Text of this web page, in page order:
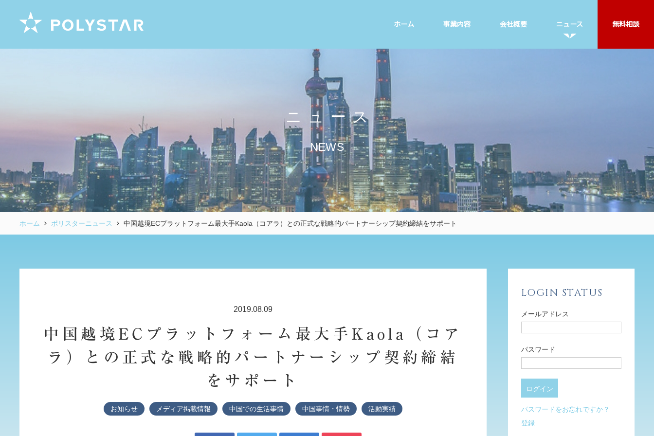
ホーム 事業内容 会社概要 ニュース 無料相談
ニュース
NEWS
ホーム ポリスターニュース 中国越境ECプラットフォーム最大手Kaola（コアラ）との正式な戦略的パートナーシップ契約締結をサポート
2019.08.09
中国越境ECプラットフォーム最大手Kaola（コア
ラ）との正式な戦略的パートナーシップ契約締結
をサポート
お知らせ メディア掲載情報 中国での生活事情 中国事情・情勢 活動実績
LOGIN STATUS
メールアドレス
パスワード
パスワードをお忘れですか？
登録